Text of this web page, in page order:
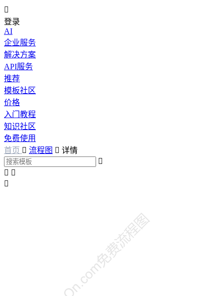

登录
AI
企业服务
解决方案
API服务
推荐
模板社区
价格
入门教程
知识社区
免费使用
首页  流程图  详情

 
